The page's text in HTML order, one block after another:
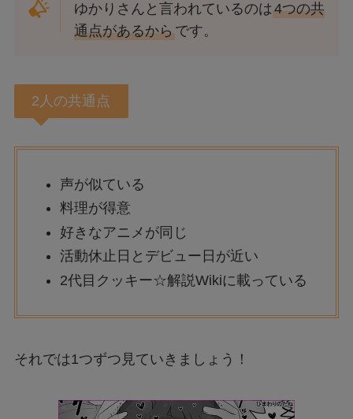
ゆかりさんと言われているのは4つの共
通点があるからです。
2人の共通点
声が似ている
料理が得意
好きなアニメが同じ
活動休止日とデビュー日が近い
2代目クッキー☆解説Wikiに載っている
それでは1つずつ見ていきましょう！